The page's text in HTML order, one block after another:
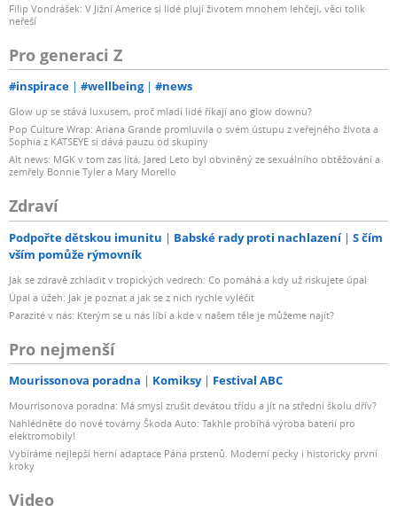
Filip Vondrášek: V Jižní Americe si lidé plují životem mnohem lehčeji, věci tolik
neřeší
Pro generaci Z
#inspirace #wellbeing #news
Glow up se stává luxusem, proč mladí lidé říkají ano glow downu?
Pop Culture Wrap: Ariana Grande promluvila o svém ústupu z veřejného života a
Sophia z KATSEYE si dává pauzu od skupiny
Alt news: MGK v tom zas lítá, Jared Leto byl obviněný ze sexuálního obtěžování a
zemřely Bonnie Tyler a Mary Morello
Zdraví
Podpořte dětskou imunitu Babské rady proti nachlazení
S čím
vším pomůže rýmovník
Jak se zdravě zchladit v tropických vedrech: Co pomáhá a kdy už riskujete úpal
Úpal a úžeh: Jak je poznat a jak se z nich rychle vyléčit
Parazité v nás: Kterým se u nás líbí a kde v našem těle je můžeme najít?
Pro nejmenší
Mourissonova poradna Komiksy Festival ABC
Mourrisonova poradna: Má smysl zrušit devátou třídu a jít na střední školu dřív?
Nahlédněte do nové továrny Škoda Auto: Takhle probíhá výroba baterií pro
elektromobily!
Vybíráme nejlepší herní adaptace Pána prstenů. Moderní pecky i historicky první
kroky
Video